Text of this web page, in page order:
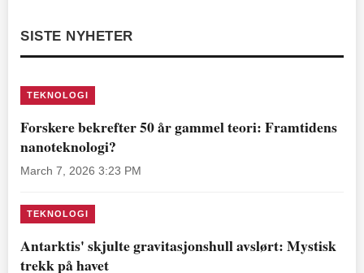
SISTE NYHETER
TEKNOLOGI
Forskere bekrefter 50 år gammel teori: Framtidens
nanoteknologi?
March 7, 2026 3:23 PM
TEKNOLOGI
Antarktis' skjulte gravitasjonshull avslørt: Mystisk
trekk på havet